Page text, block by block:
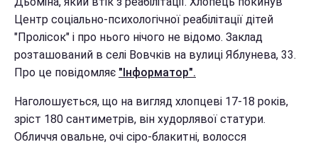
Центр соціально-психологічної реабілітації дітей
"Пролісок" і про нього нічого не відомо. Заклад
розташований в селі Вовчків на вулиці Яблунева, 33.
Про це повідомляє "Інформатор".
Наголошується, що на вигляд хлопцеві 17-18 років,
зріст 180 сантиметрів, він худорлявої статури.
Обличчя овальне, очі сіро-блакитні, волосся